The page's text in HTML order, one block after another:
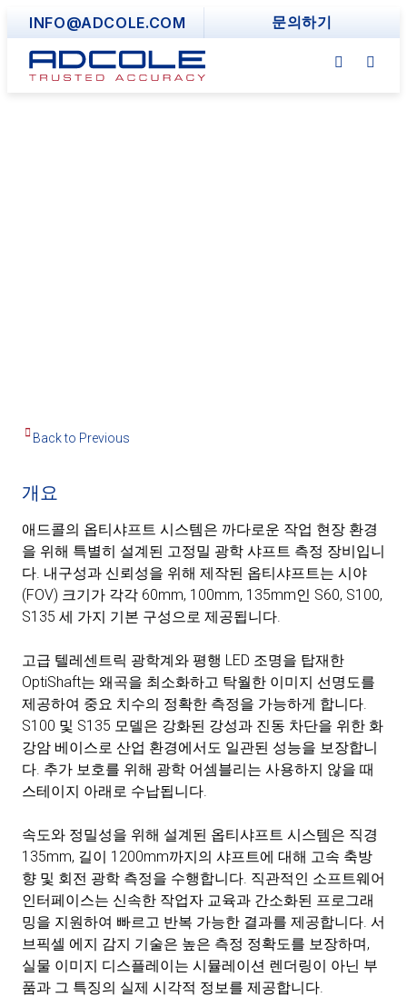
content
INFO@ADCOLE.COM 문의하기
Back to Previous
개요
애드콜의 옵티샤프트 시스템은 까다로운 작업 현장 환경
을 위해 특별히 설계된 고정밀 광학 샤프트 측정 장비입니
다. 내구성과 신뢰성을 위해 제작된 옵티샤프트는 시야
(FOV) 크기가 각각 60mm, 100mm, 135mm인 S60, S100,
S135 세 가지 기본 구성으로 제공됩니다.
고급 텔레센트릭 광학계와 평행 LED 조명을 탑재한
OptiShaft는 왜곡을 최소화하고 탁월한 이미지 선명도를
제공하여 중요 치수의 정확한 측정을 가능하게 합니다.
S100 및 S135 모델은 강화된 강성과 진동 차단을 위한 화
강암 베이스로 산업 환경에서도 일관된 성능을 보장합니
다. 추가 보호를 위해 광학 어셈블리는 사용하지 않을 때
스테이지 아래로 수납됩니다.
속도와 정밀성을 위해 설계된 옵티샤프트 시스템은 직경
135mm, 길이 1200mm까지의 샤프트에 대해 고속 축방
향 및 회전 광학 측정을 수행합니다. 직관적인 소프트웨어
인터페이스는 신속한 작업자 교육과 간소화된 프로그래
밍을 지원하여 빠르고 반복 가능한 결과를 제공합니다. 서
브픽셀 에지 감지 기술은 높은 측정 정확도를 보장하며,
실물 이미지 디스플레이는 시뮬레이션 렌더링이 아닌 부
품과 그 특징의 실제 시각적 정보를 제공합니다.